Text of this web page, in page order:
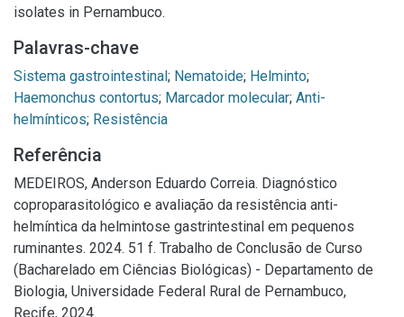
isolates in Pernambuco.
Palavras-chave
Sistema gastrointestinal; Nematoide; Helminto;
Haemonchus contortus; Marcador molecular; Anti-
helmínticos; Resistência
Referência
MEDEIROS, Anderson Eduardo Correia. Diagnóstico
coproparasitológico e avaliação da resistência anti-
helmíntica da helmintose gastrintestinal em pequenos
ruminantes. 2024. 51 f. Trabalho de Conclusão de Curso
(Bacharelado em Ciências Biológicas) - Departamento de
Biologia, Universidade Federal Rural de Pernambuco,
Recife, 2024.